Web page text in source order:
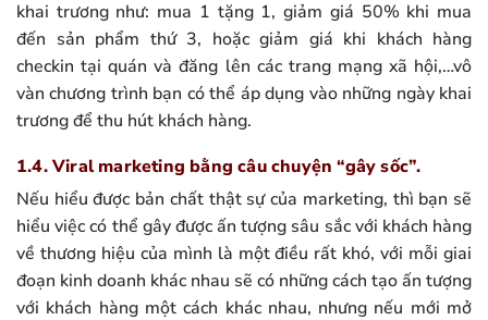
khai trương như: mua 1 tặng 1, giảm giá 50% khi mua
đến sản phẩm thứ 3, hoặc giảm giá khi khách hàng
checkin tại quán và đăng lên các trang mạng xã hội,…vô
vàn chương trình bạn có thể áp dụng vào những ngày khai
trương để thu hút khách hàng.
1.4. Viral marketing bằng câu chuyện “gây sốc”.
Nếu hiểu được bản chất thật sự của marketing, thì bạn sẽ
hiểu việc có thể gây được ấn tượng sâu sắc với khách hàng
về thương hiệu của mình là một điều rất khó, với mỗi giai
đoạn kinh doanh khác nhau sẽ có những cách tạo ấn tượng
với khách hàng một cách khác nhau, nhưng nếu mới mở